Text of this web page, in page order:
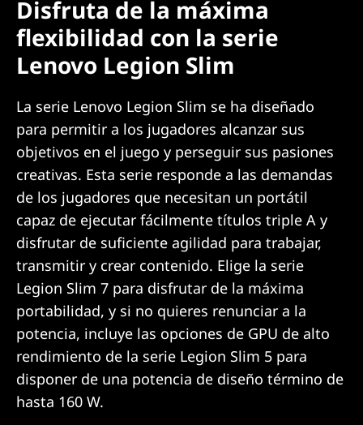
Disfruta de la máxima
flexibilidad con la serie
Lenovo Legion Slim
La serie Lenovo Legion Slim se ha diseñado
para permitir a los jugadores alcanzar sus
objetivos en el juego y perseguir sus pasiones
creativas. Esta serie responde a las demandas
de los jugadores que necesitan un portátil
capaz de ejecutar fácilmente títulos triple A y
disfrutar de suficiente agilidad para trabajar,
transmitir y crear contenido. Elige la serie
Legion Slim 7 para disfrutar de la máxima
portabilidad, y si no quieres renunciar a la
potencia, incluye las opciones de GPU de alto
rendimiento de la serie Legion Slim 5 para
disponer de una potencia de diseño término de
hasta 160 W.